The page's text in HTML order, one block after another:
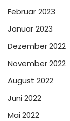
Februar 2023
Januar 2023
Dezember 2022
November 2022
August 2022
Juni 2022
Mai 2022